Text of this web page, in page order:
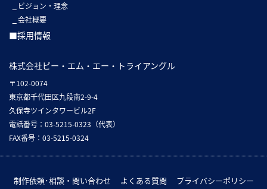
ビジョン・理念
会社概要
■採用情報
株式会社ピー・エム・エー・トライアングル
〒102-0074
東京都千代田区九段南2-9-4
久保寺ツインタワービル2F
電話番号：03-5215-0323（代表）
FAX番号：03-5215-0324
制作依頼･相談・問い合わせ よくある質問 プライバシーポリシー